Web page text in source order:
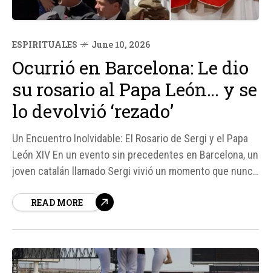
ESPIRITUALES June 10, 2026
Ocurrió en Barcelona: Le dio
su rosario al Papa León… y se
lo devolvió ‘rezado’
Un Encuentro Inolvidable: El Rosario de Sergi y el Papa
León XIV En un evento sin precedentes en Barcelona, un
joven catalán llamado Sergi vivió un momento que nunca
lo aceptó sino que también lo usó para rezar en el
READ MORE